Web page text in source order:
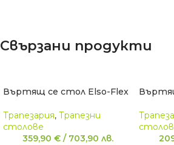
Свързани продукти
Въртящ се стол Elso-Flex
Трапезария, Трапезни
столове
359,90 € / 703,90 лв.